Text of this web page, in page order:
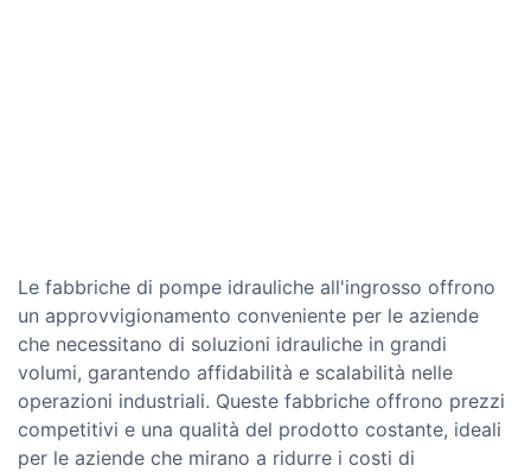
Le fabbriche di pompe idrauliche all'ingrosso offrono
un approvvigionamento conveniente per le aziende
che necessitano di soluzioni idrauliche in grandi
volumi, garantendo affidabilità e scalabilità nelle
operazioni industriali. Queste fabbriche offrono prezzi
competitivi e una qualità del prodotto costante, ideali
per le aziende che mirano a ridurre i costi di